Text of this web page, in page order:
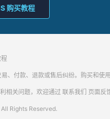
购买教程
付款、退款或售后纠纷。购买和使
相关问题，欢迎通过 联系我们 页面反
Rights Reserved.